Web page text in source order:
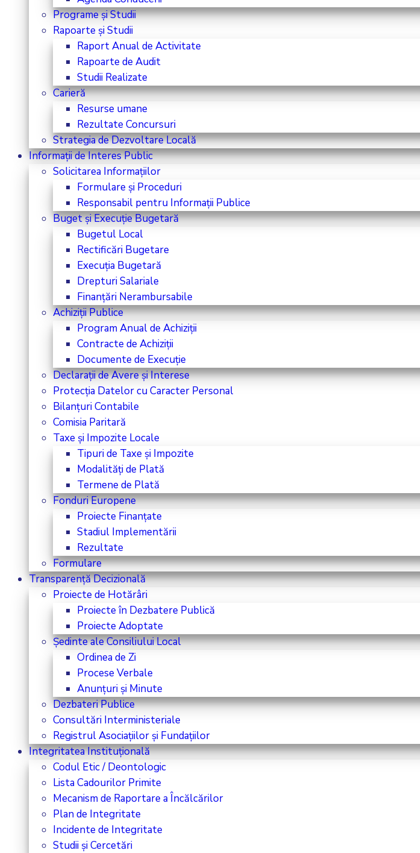
Programe și Studii
Rapoarte și Studii
Raport Anual de Activitate
Rapoarte de Audit
Studii Realizate
Carieră
Resurse umane
Rezultate Concursuri
Strategia de Dezvoltare Locală
Informații de Interes Public
Solicitarea Informațiilor
Formulare și Proceduri
Responsabil pentru Informații Publice
Buget și Execuție Bugetară
Bugetul Local
Rectificări Bugetare
Execuția Bugetară
Drepturi Salariale
Finanțări Nerambursabile
Achiziții Publice
Program Anual de Achiziții
Contracte de Achiziții
Documente de Execuție
Declarații de Avere și Interese
Protecția Datelor cu Caracter Personal
Bilanțuri Contabile
Comisia Paritară
Taxe și Impozite Locale
Tipuri de Taxe și Impozite
Modalități de Plată
Termene de Plată
Fonduri Europene
Proiecte Finanțate
Stadiul Implementării
Rezultate
Formulare
Transparență Decizională
Proiecte de Hotărâri
Proiecte în Dezbatere Publică
Proiecte Adoptate
Ședinte ale Consiliului Local
Ordinea de Zi
Procese Verbale
Anunțuri și Minute
Dezbateri Publice
Consultări Interministeriale
Registrul Asociațiilor și Fundațiilor
Integritatea Instituțională
Codul Etic / Deontologic
Lista Cadourilor Primite
Mecanism de Raportare a Încălcărilor
Plan de Integritate
Incidente de Integritate
Studii și Cercetări